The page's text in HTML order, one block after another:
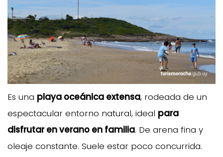
Es una playa oceánica extensa, rodeada de un
espectacular entorno natural, ideal para
disfrutar en verano en familia. De arena fina y
oleaje constante. Suele estar poco concurrida.